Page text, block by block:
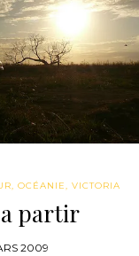
, OCÉANIE, VICTORIA
partir
2009